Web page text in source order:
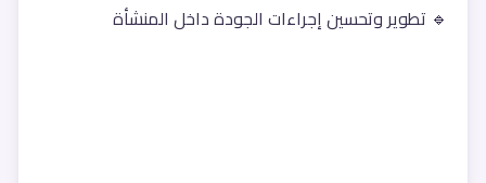
🔹 تطوير وتحسين إجراءات الجودة داخل المنشأة